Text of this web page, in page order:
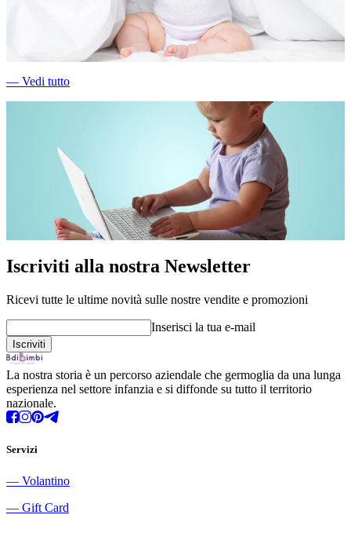
― Vedi tutto
Iscriviti alla nostra Newsletter
Ricevi tutte le ultime novità sulle nostre vendite e promozioni
Inserisci la tua e-mail
La nostra storia è un percorso aziendale che germoglia da una lunga
esperienza nel settore infanzia e si diffonde su tutto il territorio
nazionale.
Servizi
― Volantino
― Gift Card